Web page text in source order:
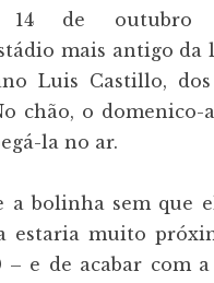
14 de
mais antigo da
Luis Castillo,
chão, o domenico-
la no ar.
a bolinha sem que
estaria muito
e de acabar com